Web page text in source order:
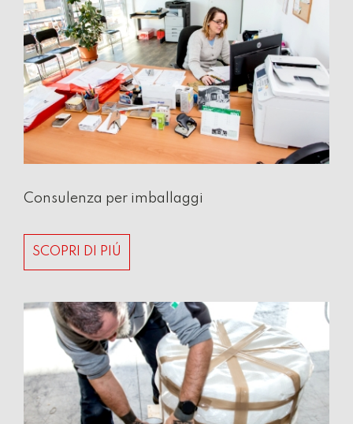
Consulenza per imballaggi
SCOPRI DI PIÚ